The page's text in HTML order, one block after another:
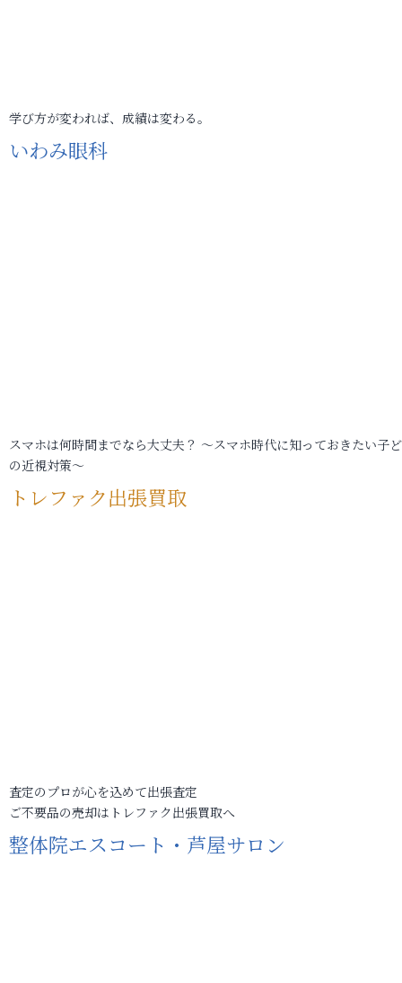
学び方が変われば、成績は変わる。
いわみ眼科
スマホは何時間までなら大丈夫？ ～スマホ時代に知っておきたい子
の近視対策～
トレファク出張買取
査定のプロが心を込めて出張査定
ご不要品の売却はトレファク出張買取へ
整体院エスコート・芦屋サロン